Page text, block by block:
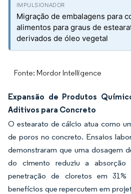
Migração de embalagens para
alimentos para graus de
derivados de óleo vegetal
Fonte: Mordor Intelligence
Expansão de Produtos
Aditivos para Concreto
O estearato de cálcio atua como
de poros no concreto. Ensaios
demonstraram que uma dosagem
do cimento reduziu a
penetração de cloretos em
benefícios que repercutem em